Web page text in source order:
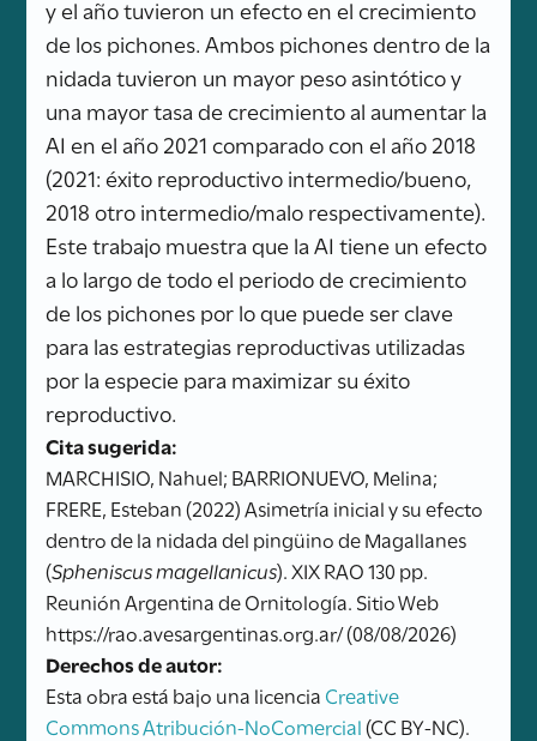
y el año tuvieron un efecto en el crecimiento
de los pichones. Ambos pichones dentro de la
nidada tuvieron un mayor peso asintótico y
una mayor tasa de crecimiento al aumentar la
AI en el año 2021 comparado con el año 2018
(2021: éxito reproductivo intermedio/bueno,
2018 otro intermedio/malo respectivamente).
Este trabajo muestra que la AI tiene un efecto
a lo largo de todo el periodo de crecimiento
de los pichones por lo que puede ser clave
para las estrategias reproductivas utilizadas
por la especie para maximizar su éxito
reproductivo.
Cita sugerida:
MARCHISIO, Nahuel; BARRIONUEVO, Melina;
FRERE, Esteban (2022) Asimetría inicial y su efecto
dentro de la nidada del pingüino de Magallanes
(Spheniscus magellanicus). XIX RAO 130 pp.
Reunión Argentina de Ornitología. Sitio Web
https://rao.avesargentinas.org.ar/ (08/08/2026)
Derechos de autor:
Esta obra está bajo una licencia Creative
Commons Atribución-NoComercial(CC BY-NC).